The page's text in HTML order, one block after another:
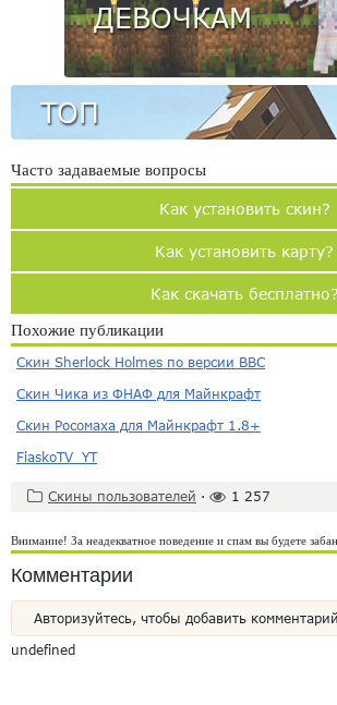
ДЕВОЧКАМ
ТОП
Часто задаваемые вопросы
Как установить скин?
Как установить карту?
Как скачать бесплатно?
Похожие публикации
Скин Sherlock Holmes по версии BBC
Скин Чика из ФНАФ для Майнкрафт
Скин Росомаха для Майнкрафт 1.8+
FiaskoTV_YT
Скины пользователей · 1 257
Внимание! За неадекватное поведение и спам вы будете
Комментарии
Авторизуйтесь, чтобы добавить
undefined